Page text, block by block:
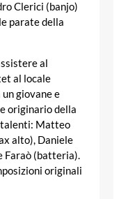
Clerici (banjo)
parate della
al
al locale
giovane e
originario della
Matteo
alto), Daniele
Faraò (batteria).
originali